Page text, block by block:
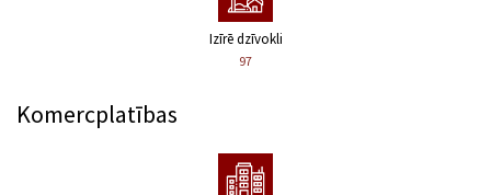
Izīrē dzīvokli
97
Komercplatības